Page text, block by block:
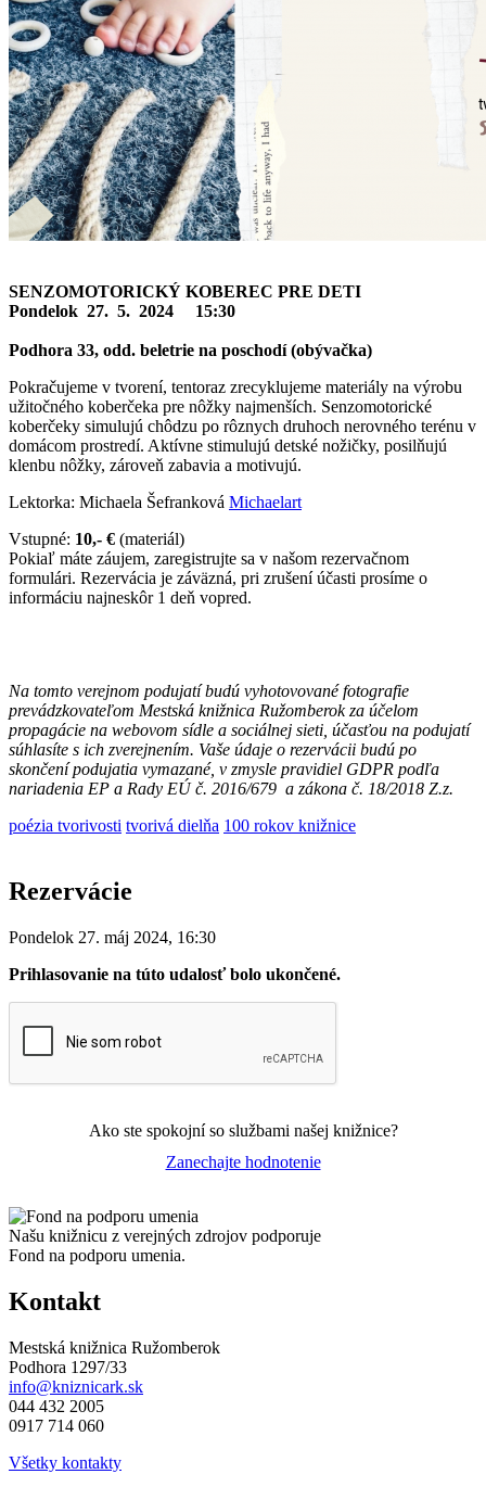
SENZOMOTORICKÝ KOBEREC PRE DETI
Pondelok 27. 5. 2024 15:30
Podhora 33, odd. beletrie na poschodí (obývačka)
Pokračujeme v tvorení, tentoraz zrecyklujeme materiály na výrobu
užitočného koberčeka pre nôžky najmenších. Senzomotorické
koberčeky simulujú chôdzu po rôznych druhoch nerovného terénu v
domácom prostredí. Aktívne stimulujú detské nožičky, posilňujú
klenbu nôžky, zároveň zabavia a motivujú.
Lektorka: Michaela Šefranková Michaelart
Vstupné: 10,- € (materiál)
Pokiaľ máte záujem, zaregistrujte sa v našom rezervačnom
formulári. Rezervácia je záväzná, pri zrušení účasti prosíme o
informáciu najneskôr 1 deň vopred.
Na tomto verejnom podujatí budú vyhotovované fotografie
prevádzkovateľom Mestská knižnica Ružomberok za účelom
propagácie na webovom sídle a sociálnej sieti, účasťou na podujatí
súhlasíte s ich zverejnením. Vaše údaje o rezervácii budú po
skončení podujatia vymazané, v zmysle pravidiel GDPR podľa
nariadenia EP a Rady EÚ č. 2016/679 a zákona č. 18/2018 Z.z.
poézia tvorivosti tvorivá dielňa 100 rokov knižnice
Rezervácie
Pondelok 27. máj 2024, 16:30
Prihlasovanie na túto udalosť bolo ukončené.
Ako ste spokojní so službami našej knižnice?
Zanechajte hodnotenie
Našu knižnicu z verejných zdrojov podporuje
Fond na podporu umenia.
Kontakt
Mestská knižnica Ružomberok
Podhora 1297/33
info@kniznicark.sk
044 432 2005
0917 714 060
Všetky kontakty